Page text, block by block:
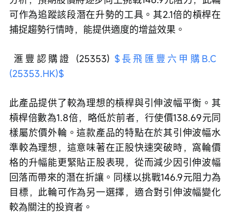
可作為追蹤該段潛在升勢的工具。其2.1倍的槓桿在
捕捉趨勢行情時，能提供適度的增益效果。
滙豐認購證 (25353) $長飛匯豐六甲購B.C
(25353.HK)$
此產品提供了較為理想的槓桿與引伸波幅平衡。其
槓桿倍數為1.8倍，略低於前者，行使價138.69元同
樣屬於價外輪。這款產品的特點在於其引伸波幅水
準較為理想，這意味著在正股快速突破時，窩輪價
格的升幅能更緊貼正股表現，從而減少因引伸波幅
回落而帶來的潛在折讓。同樣以挑戰146.9元阻力為
目標，此輪可作為另一選擇，適合對引伸波幅變化
較為關注的投資者。